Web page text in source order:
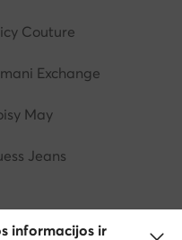
Couture
Exchange
May
Jeans
informacijos ir